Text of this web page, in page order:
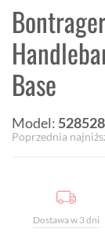
Base
Model: 528528
Poprzednia
Dostawa w 3 dni